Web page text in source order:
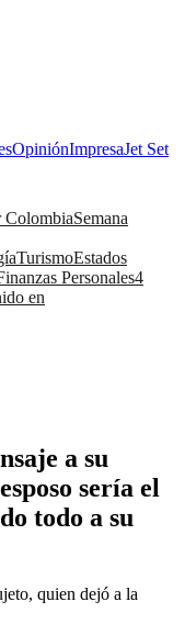
OpiniónImpresaJet Set
ColombiaSemana
TurismoEstados
Personales4
en
a su
sería el
todo a su
quien dejó a la